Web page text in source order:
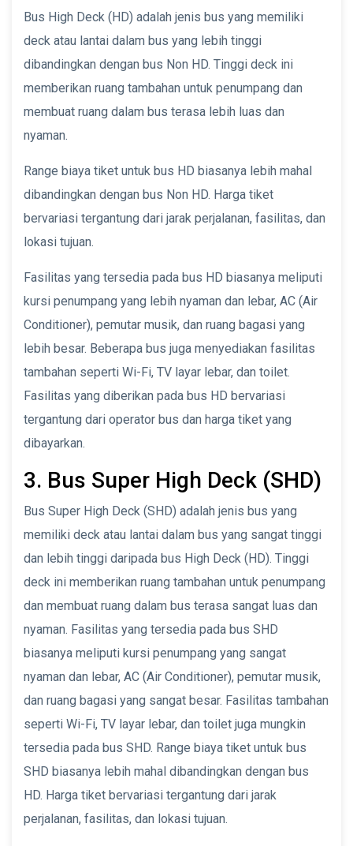
Bus High Deck (HD) adalah jenis bus yang memiliki
deck atau lantai dalam bus yang lebih tinggi
dibandingkan dengan bus Non HD. Tinggi deck ini
memberikan ruang tambahan untuk penumpang dan
membuat ruang dalam bus terasa lebih luas dan
nyaman.
Range biaya tiket untuk bus HD biasanya lebih mahal
dibandingkan dengan bus Non HD. Harga tiket
bervariasi tergantung dari jarak perjalanan, fasilitas, dan
lokasi tujuan.
Fasilitas yang tersedia pada bus HD biasanya meliputi
kursi penumpang yang lebih nyaman dan lebar, AC (Air
Conditioner), pemutar musik, dan ruang bagasi yang
lebih besar. Beberapa bus juga menyediakan fasilitas
tambahan seperti Wi-Fi, TV layar lebar, dan toilet.
Fasilitas yang diberikan pada bus HD bervariasi
tergantung dari operator bus dan harga tiket yang
dibayarkan.
3. Bus Super High Deck (SHD)
Bus Super High Deck (SHD) adalah jenis bus yang
memiliki deck atau lantai dalam bus yang sangat tinggi
dan lebih tinggi daripada bus High Deck (HD). Tinggi
deck ini memberikan ruang tambahan untuk penumpang
dan membuat ruang dalam bus terasa sangat luas dan
nyaman. Fasilitas yang tersedia pada bus SHD
biasanya meliputi kursi penumpang yang sangat
nyaman dan lebar, AC (Air Conditioner), pemutar musik,
dan ruang bagasi yang sangat besar. Fasilitas tambahan
seperti Wi-Fi, TV layar lebar, dan toilet juga mungkin
tersedia pada bus SHD. Range biaya tiket untuk bus
SHD biasanya lebih mahal dibandingkan dengan bus
HD. Harga tiket bervariasi tergantung dari jarak
perjalanan, fasilitas, dan lokasi tujuan.